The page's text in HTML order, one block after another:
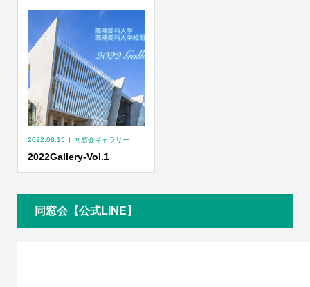
2022.08.15 同窓会ギャラリー
2022Gallery-Vol.1
同窓会【公式LINE】